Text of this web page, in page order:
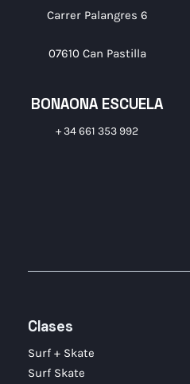
Carrer Palangres 6
07610 Can Pastilla
BONAONA ESCUELA
+ 34 661 353 992
Clases
Surf + Skate
Surf Skate